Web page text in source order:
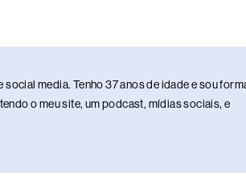
media. Tenho 37 anos de idade e sou
o meu site, um podcast, mídias sociais, e